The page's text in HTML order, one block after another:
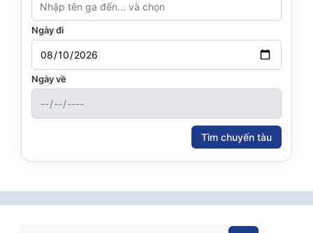
Ngày đi
Ngày về
Tìm chuyến tàu